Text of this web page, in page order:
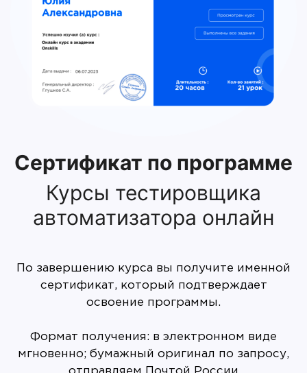
Сертификат по программе
Курсы тестировщика
автоматизатора онлайн
По завершению курса вы получите именной
сертификат, который подтверждает
освоение программы.
Формат получения: в электронном виде
мгновенно; бумажный оригинал по запросу,